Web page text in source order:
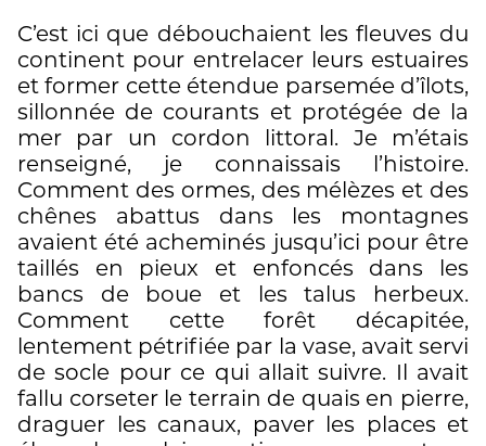
C’est ici que débouchaient les fleuves du
continent pour entrelacer leurs estuaires
et former cette étendue parsemée d’îlots,
sillonnée de courants et protégée de la
mer par un cordon littoral. Je m’étais
renseigné, je connaissais l’histoire.
Comment des ormes, des mélèzes et des
chênes abattus dans les montagnes
avaient été acheminés jusqu’ici pour être
taillés en pieux et enfoncés dans les
bancs de boue et les talus herbeux.
Comment cette forêt décapitée,
lentement pétrifiée par la vase, avait servi
de socle pour ce qui allait suivre. Il avait
fallu corseter le terrain de quais en pierre,
draguer les canaux, paver les places et